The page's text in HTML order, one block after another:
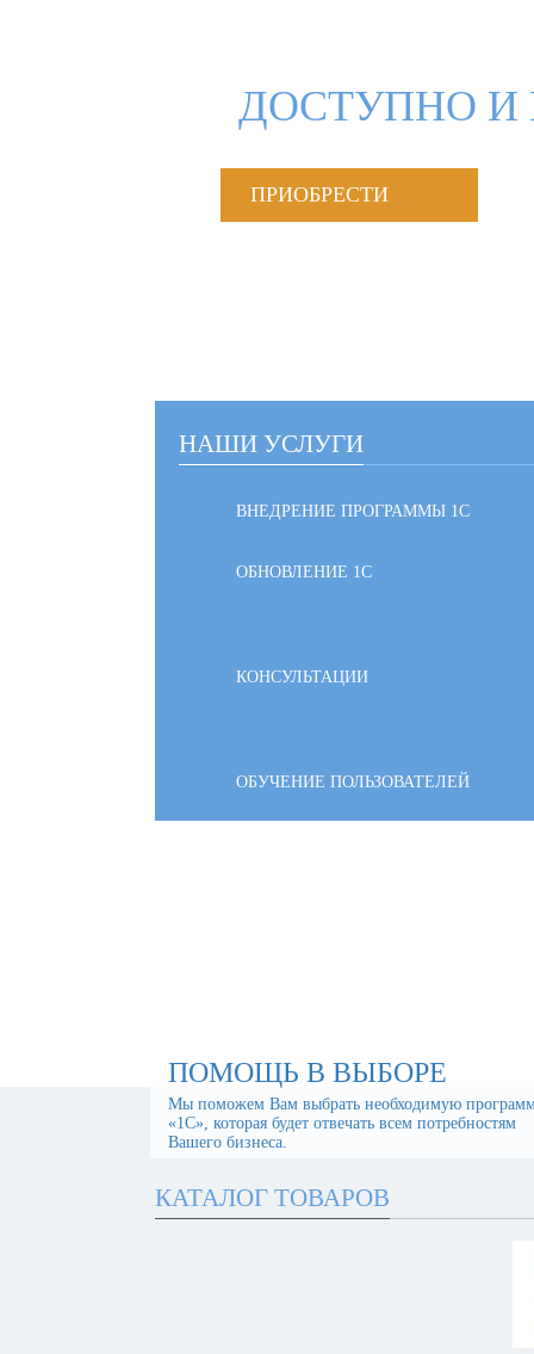
ДОСТУПНО И
ПРИОБРЕСТИ
НАШИ УСЛУГИ
ВНЕДРЕНИЕ ПРОГРАММЫ 1С
ОБНОВЛЕНИЕ 1С
КОНСУЛЬТАЦИИ
ОБУЧЕНИЕ ПОЛЬЗОВАТЕЛЕЙ
ПОМОЩЬ В ВЫБОРЕ
Мы поможем Вам выбрать необходимую
«1С», которая будет отвечать всем потребностям
Вашего бизнеса.
КАТАЛОГ ТОВАРОВ